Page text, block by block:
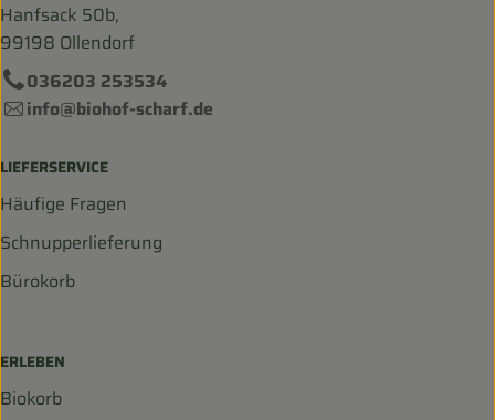
Hanfsack 50b,
99198 Ollendorf
036203 253534
info@biohof-scharf.de
LIEFERSERVICE
Häufige Fragen
Schnupperlieferung
Bürokorb
ERLEBEN
Biokorb